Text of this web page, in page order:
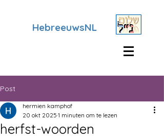
HebreeuwsNL
Post
herfst-woorden
hermien kamphof
20 okt 2025 1 minuten om te lezen